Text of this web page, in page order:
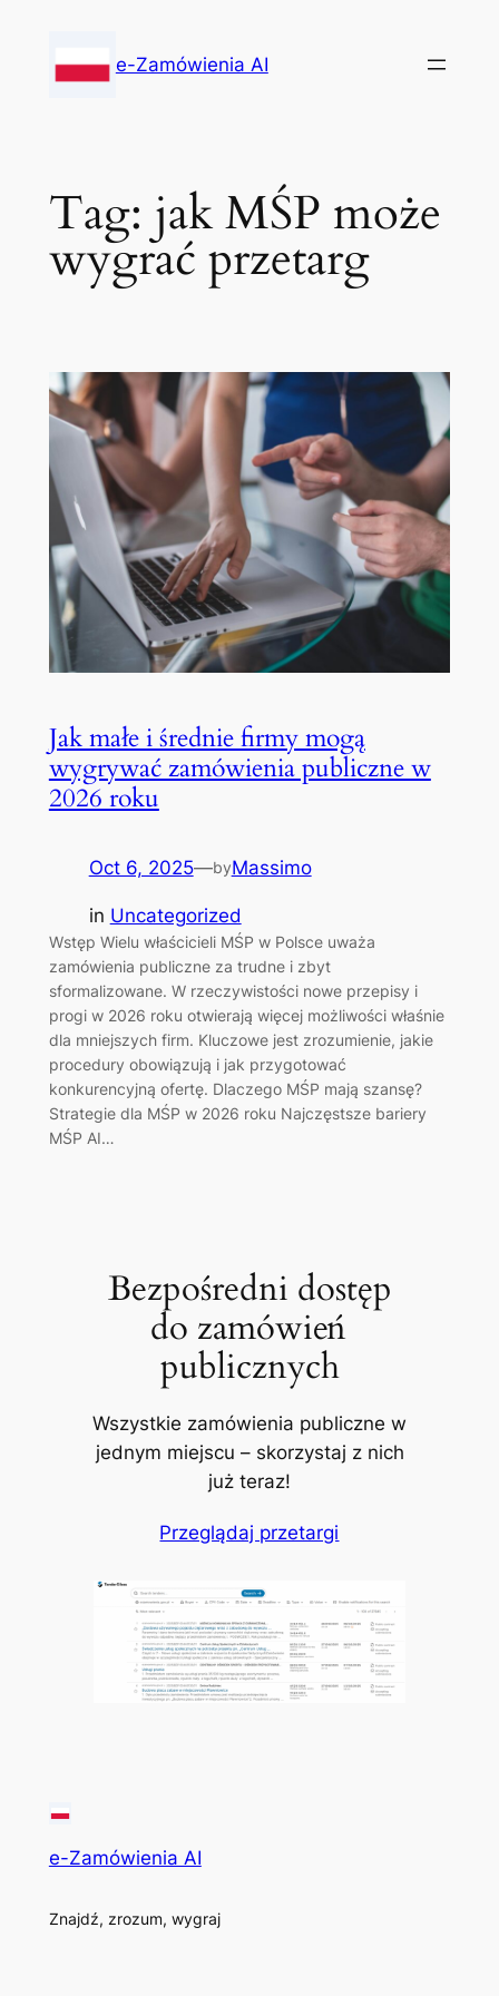
content
e-Zamówienia AI
Tag: jak MŚP może
wygrać przetarg
Jak małe i średnie firmy mogą
wygrywać zamówienia publiczne w
2026 roku
Oct 6, 2025—byMassimo
in Uncategorized
Wstęp Wielu właścicieli MŚP w Polsce uważa
zamówienia publiczne za trudne i zbyt
sformalizowane. W rzeczywistości nowe przepisy i
progi w 2026 roku otwierają więcej możliwości właśnie
dla mniejszych firm. Kluczowe jest zrozumienie, jakie
procedury obowiązują i jak przygotować
konkurencyjną ofertę. Dlaczego MŚP mają szansę?
Strategie dla MŚP w 2026 roku Najczęstsze bariery
MŚP AI…
Bezpośredni dostęp
do zamówień
publicznych
Wszystkie zamówienia publiczne w
jednym miejscu – skorzystaj z nich
już teraz!
Przeglądaj przetargi
e-Zamówienia AI
Znajdź, zrozum, wygraj